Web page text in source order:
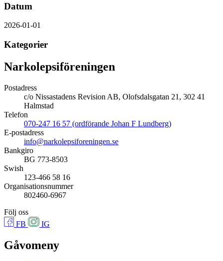
Datum
2026-01-01
Kategorier
Narkolepsiföreningen
Postadress
c/o Nissastadens Revision AB, Olofsdalsgatan 21, 302 41
Halmstad
Telefon
070-247 16 57 (ordförande Johan F Lundberg)
E-postadress
info@narkolepsiforeningen.se
Bankgiro
BG 773-8503
Swish
123-466 58 16
Organisationsnummer
802460-6967
Följ oss
FB
IG
Gåvomeny